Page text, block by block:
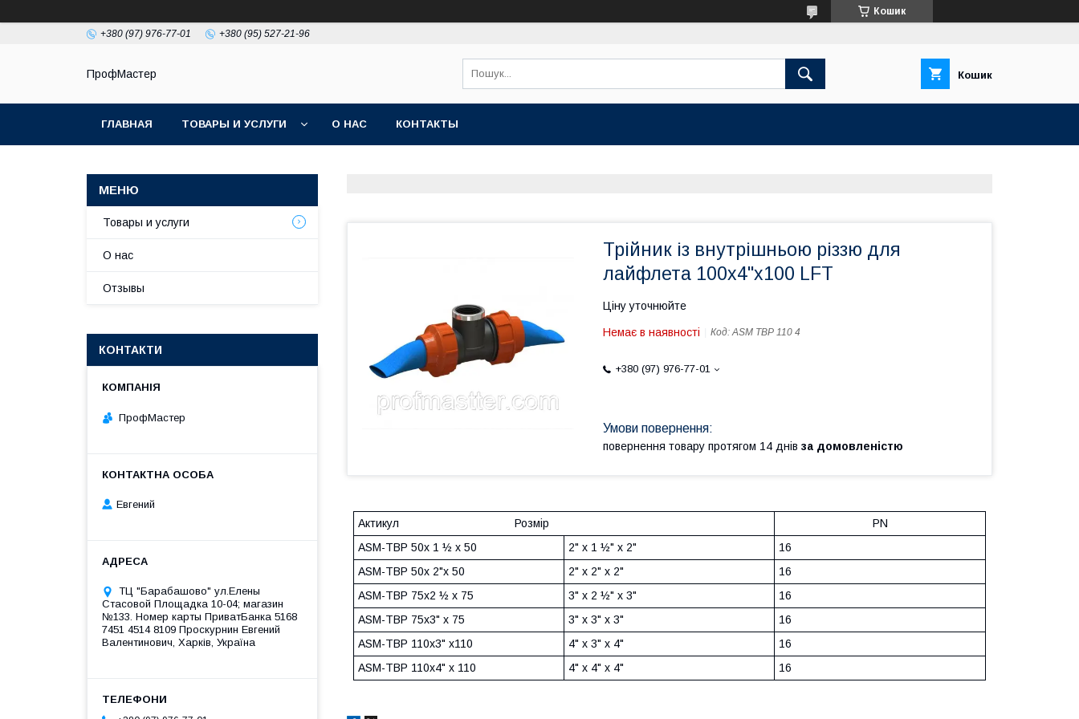
Кошик
+380 (97) 976-77-01 +380 (95) 527-21-96
ПрофМастер Кошик
ГЛАВНАЯ ТОВАРЫ И УСЛУГИ О НАС КОНТАКТЫ
Трійник із внутрішньою різзю для
лайфлета 100х4"х100 LFT
Ціну уточнюйте
Немає в наявності Код:ASM TBP 110 4
+380 (97) 976-77-01
повернення товару протягом 14 днів за домовленістю
Актикул Розмір
PN
ASM-ТВР 50x 1 ½ x 50
2" x 1 ½" x 2"
16
ASM-ТВР 50x 2"x 50
2" x 2" x 2"
16
ASM-ТВР 75x2 ½ x 75
3" x 2 ½" x 3"
16
ASM-ТВР 75x3" x 75
3" x 3" x 3"
16
ASM-ТВР 110x3" x110
4" x 3" x 4"
16
ASM-ТВР 110x4" x 110
4" x 4" x 4" 16
Товары и услуги
О нас
Отзывы
КОНТАКТИ
ПрофМастер
Евгений
ТЦ "Барабашово" ул.Елены
Стасовой Площадка 10-04; магазин
№133. Номер карты ПриватБанка 5168
7451 4514 8109 Проскурнин Евгений
Валентинович, Харків, Україна